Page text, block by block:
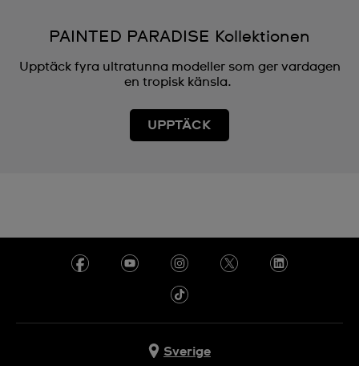
PAINTED PARADISE Kollektionen
Upptäck fyra ultratunna modeller som ger vardagen
en tropisk känsla.
UPPTÄCK
Sverige